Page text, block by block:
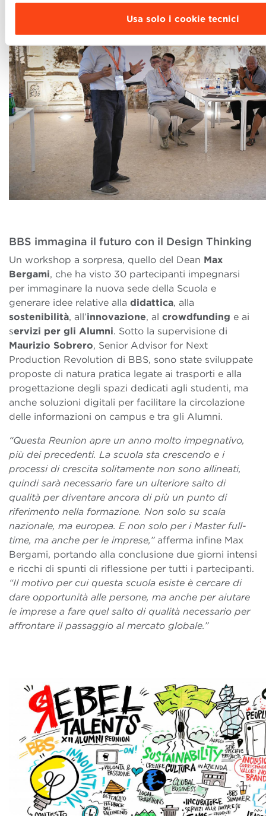
Usa solo i cookie tecnici
BBS immagina il futuro con il Design Thinking
Un workshop a sorpresa, quello del Dean Max
Bergami, che ha visto 30 partecipanti impegnarsi
per immaginare la nuova sede della Scuola e
generare idee relative alla didattica, alla
sostenibilità, all’innovazione, al crowdfunding e ai
servizi per gli Alumni. Sotto la supervisione di
Maurizio Sobrero, Senior Advisor for Next
Production Revolution di BBS, sono state sviluppate
proposte di natura pratica legate ai trasporti e alla
progettazione degli spazi dedicati agli studenti, ma
anche soluzioni digitali per facilitare la circolazione
delle informazioni on campus e tra gli Alumni.
“Questa Reunion apre un anno molto impegnativo,
più dei precedenti. La scuola sta crescendo e i
processi di crescita solitamente non sono allineati,
quindi sarà necessario fare un ulteriore salto di
qualità per diventare ancora di più un punto di
riferimento nella formazione. Non solo su scala
nazionale, ma europea. E non solo per i Master full-
time, ma anche per le imprese,”afferma infine Max
Bergami, portando alla conclusione due giorni intensi
e ricchi di spunti di riflessione per tutti i partecipanti.
“Il motivo per cui questa scuola esiste è cercare di
dare opportunità alle persone, ma anche per aiutare
le imprese a fare quel salto di qualità necessario per
affrontare il passaggio al mercato globale.”